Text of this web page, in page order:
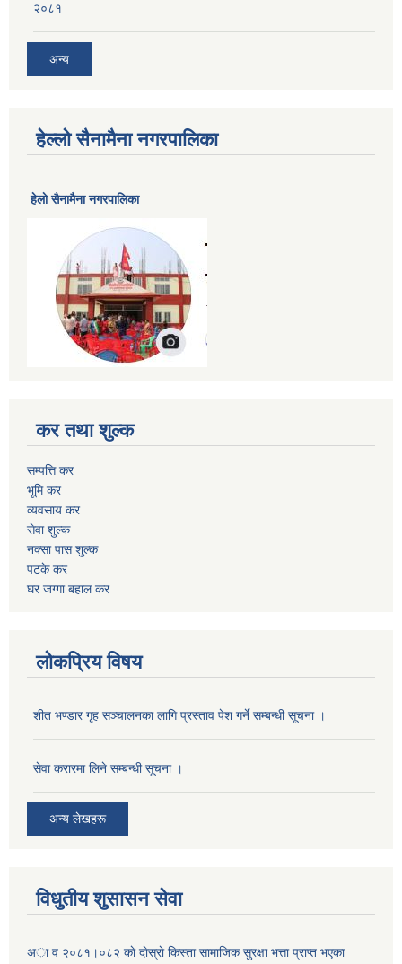
२०८१
अन्य
हेल्लो सैनामैना नगरपालिका
हेलाे सैनामैना नगरपालिका
कर तथा शुल्क
सम्पत्ति कर
भूमि कर
व्यवसाय कर
सेवा शुल्क
नक्सा पास शुल्क
पटके कर
घर जग्गा बहाल कर
लोकप्रिय विषय
शीत भण्डार गृह सञ्चालनका लागि प्रस्ताव पेश गर्ने सम्बन्धी सूचना ।
सेवा करारमा लिने सम्बन्धी सूचना ।
अन्य लेखहरू
विधुतीय शुसासन सेवा
अा व २०८१।०८२ काे दाेस्राे किस्ता सामाजिक सुरक्षा भत्ता प्राप्त भएका